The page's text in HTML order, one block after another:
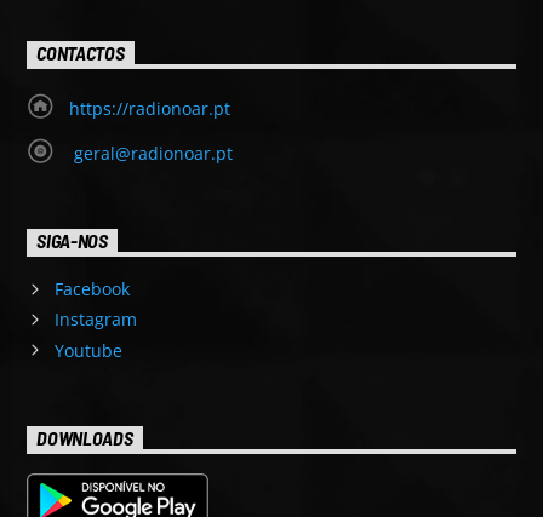
CONTACTOS
https://radionoar.pt
geral@radionoar.pt
SIGA-NOS
Facebook
Instagram
Youtube
DOWNLOADS